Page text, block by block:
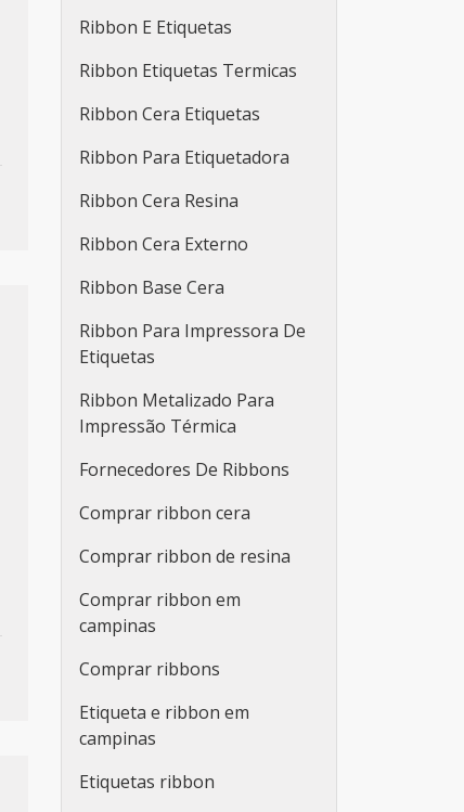
Ribbon E Etiquetas
Ribbon Etiquetas Termicas
Ribbon Cera Etiquetas
Ribbon Para Etiquetadora
Ribbon Cera Resina
Ribbon Cera Externo
Ribbon Base Cera
Ribbon Para Impressora De
Etiquetas
Ribbon Metalizado Para
Impressão Térmica
Fornecedores De Ribbons
Comprar ribbon cera
Comprar ribbon de resina
Comprar ribbon em
campinas
Comprar ribbons
Etiqueta e ribbon em
campinas
Etiquetas ribbon